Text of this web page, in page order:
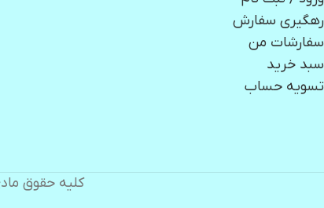
رهگیری سفارش
سفارشات من
سبد خرید
تسویه حساب
کلیه حقوق